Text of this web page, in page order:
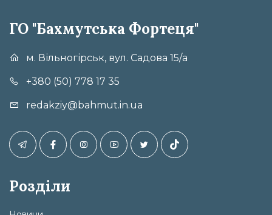
ГО "Бахмутська Фортеця"
м. Вільногірськ, вул. Садова 15/а
+380 (50) 778 17 35
redakziy@bahmut.in.ua
Розділи